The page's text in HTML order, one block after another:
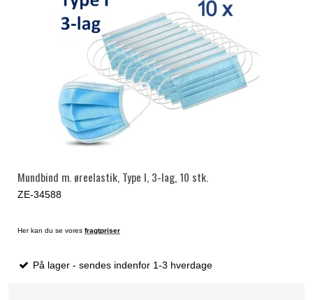
Mundbind m. øreelastik, Type I, 3-lag, 10 stk.
ZE-34588
Her kan du se vores fragtpriser
På lager - sendes indenfor 1-3 hverdage